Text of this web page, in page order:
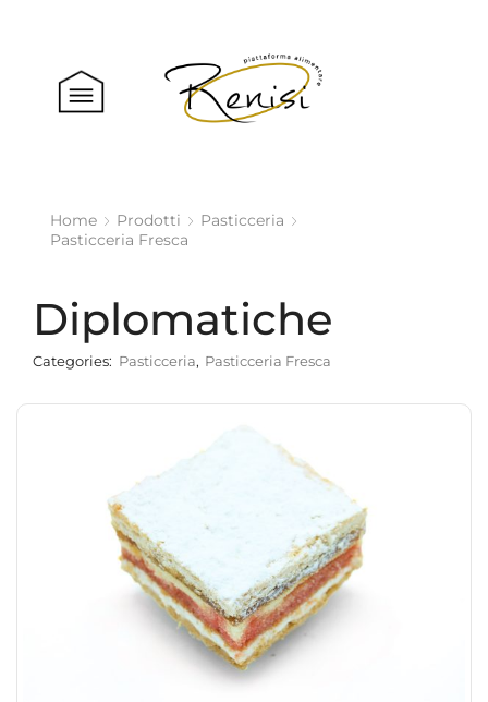
Home Prodotti
Pasticceria
Pasticceria Fresca
Diplomatiche
Categories: Pasticceria, Pasticceria Fresca